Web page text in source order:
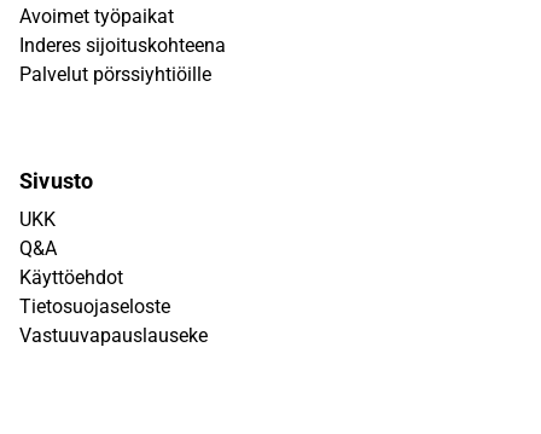
Avoimet työpaikat
Inderes sijoituskohteena
Palvelut pörssiyhtiöille
Sivusto
UKK
Q&A
Käyttöehdot
Tietosuojaseloste
Vastuuvapauslauseke